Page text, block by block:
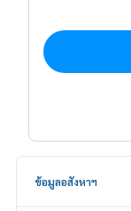
ข้อมูลอสังหาฯ